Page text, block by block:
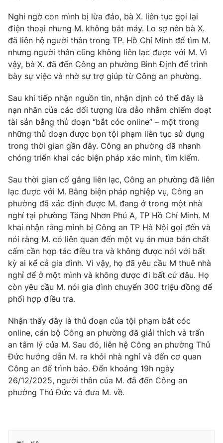
Photo Infographic
Video Shorts video
VTV Money VTV Thể thao
VTV Sức khoẻ Bất động sản
Thị trường 24h Tấm lòng Việt
VTV4 Vươn mình bằng AI
VTV9 VTV8
Liên hệ tòa soạn English
THỜI BÁO VTV
Theo dõi báo trên
Cơ quan chủ quản: Đài Truyền hình Việt Nam
Cơ quan báo chí:Thời báo VTV
Giấy phép hoạt động báo in và báo điện tử số 483/GP-BTTTT
cấp ngày 29/12/2023
Tổng Biên tập:Vũ Thanh Thủy
Nghi ngờ con mình bị lừa đảo, bà X. liên tục gọi lại
điện thoại nhưng M. không bắt máy. Lo sợ nên bà X.
đã liên hệ người thân trong TP. Hồ Chí Minh để tìm M.
nhưng người thân cũng không liên lạc được với M. Vì
vậy, bà X. đã đến Công an phường Bình Định để trình
bày sự việc và nhờ sự trợ giúp từ Công an phường.
Sau khi tiếp nhận nguồn tin, nhận định có thể đây là
nạn nhân của các đối tượng lừa đảo nhằm chiếm đoạt
tài sản bằng thủ đoạn “bắt cóc online” – một trong
những thủ đoạn được bọn tội phạm liên tục sử dụng
trong thời gian gần đây. Công an phường đã nhanh
chóng triển khai các biện pháp xác minh, tìm kiếm.
Sau thời gian cố gắng liên lạc, Công an phường đã liên
lạc được với M. Bằng biện pháp nghiệp vụ, Công an
phường đã xác định được M. đang ở trong một nhà
nghỉ tại phường Tăng Nhơn Phú A, TP Hồ Chí Minh. M
khai nhận rằng mình bị Công an TP Hà Nội gọi đến và
nói rằng M. có liên quan đến một vụ án mua bán chất
cấm cần hợp tác điều tra và không được nói với bất
kỳ ai kể cả gia đình. Vì vậy, họ đã yêu cầu M thuê nhà
nghỉ để ở một mình và không được đi bất cứ đâu. Họ
còn yêu cầu M. nói gia đình chuyển 300 triệu đồng để
phối hợp điều tra.
Nhận thấy đây là thủ đoạn của tội phạm bắt cóc
online, cán bộ Công an phường đã giải thích và trấn
an tâm lý của M. Sau đó, liên hệ Công an phường Thủ
Đức hướng dẫn M. ra khỏi nhà nghỉ và đến cơ quan
Công an để trình báo. Đến khoảng 19h ngày
26/12/2025, người thân của M. đã đến Công an
phường Thủ Đức và đưa M. về.